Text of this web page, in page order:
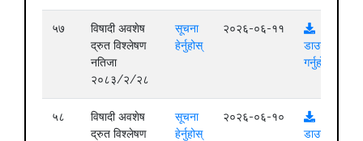
५७
विषादी अवशेष
द्रुत विश्लेषण
नतिजा
२०८३/२/२८
सूचना
हेर्नुहोस्
२०२६-०६-११
डाउनलोड
गर्नुहोस्
५८
विषादी अवशेष
द्रुत विश्लेषण
सूचना
हेर्नुहोस्
२०२६-०६-१०
डाउनलोड